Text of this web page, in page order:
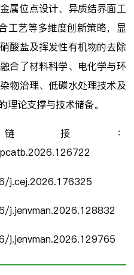
属位点设计、异质结界面工
工艺等多维度创新策略，显
酸盐及挥发性有机物的去除
合了材料科学、电化学与环
物治理、低碳水处理技术及
理论支撑与技术储备。
接：
j.cej.2026.176325